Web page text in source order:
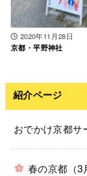
2020年11月28日
京都・平野神社
紹介ページ
おでかけ京都サ
春の京都（3